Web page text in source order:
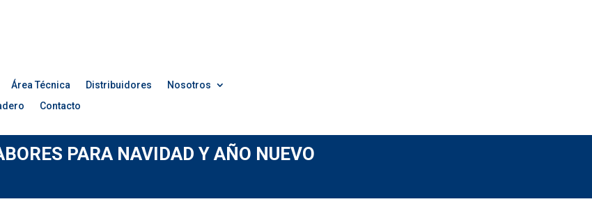
Área Técnica Distribuidores
Nosotros
Contacto
PARA NAVIDAD Y AÑO NUEVO